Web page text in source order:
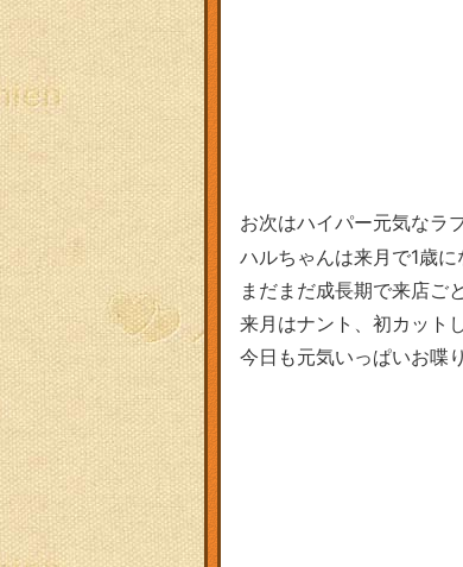
お次はハイパー元気なラ
ハルちゃんは来月で1歳
まだまだ成長期で来店ご
来月はナント、初カット
今日も元気いっぱいお喋